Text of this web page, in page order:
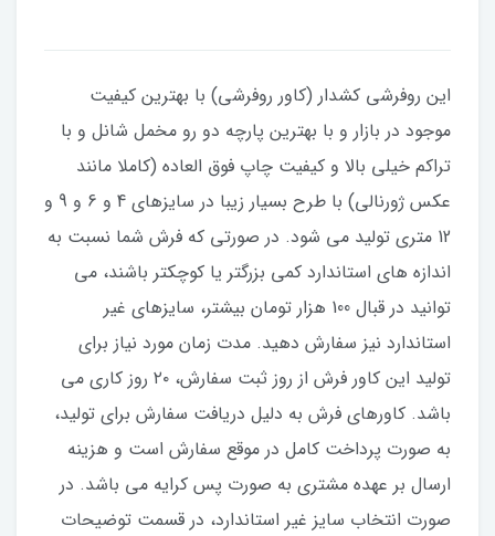
این روفرشی کشدار (کاور روفرشی) با بهترین کیفیت
موجود در بازار و با بهترین پارچه دو رو مخمل شانل و با
تراکم خیلی بالا و کیفیت چاپ فوق العاده (کاملا مانند
عکس ژورنالی) با طرح بسیار زیبا در سایزهای 4 و 6 و 9 و
12 متری تولید می شود. در صورتی که فرش شما نسبت به
اندازه های استاندارد کمی بزرگتر یا کوچکتر باشند، می
توانید در قبال 100 هزار تومان بیشتر، سایزهای غیر
استاندارد نیز سفارش دهید. مدت زمان مورد نیاز برای
تولید این کاور فرش از روز ثبت سفارش، ۲۰ روز کاری می
باشد. کاورهای فرش به دلیل دریافت سفارش برای تولید،
به صورت پرداخت کامل در موقع سفارش است و هزینه
ارسال بر عهده مشتری به صورت پس کرایه می باشد. در
صورت انتخاب سایز غیر استاندارد، در قسمت توضیحات